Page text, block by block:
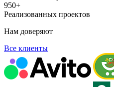
950+
Реализованных проектов
Нам доверяют
Все клиенты